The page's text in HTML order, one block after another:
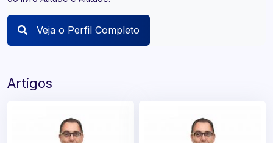
Veja o Perfil Completo
Artigos